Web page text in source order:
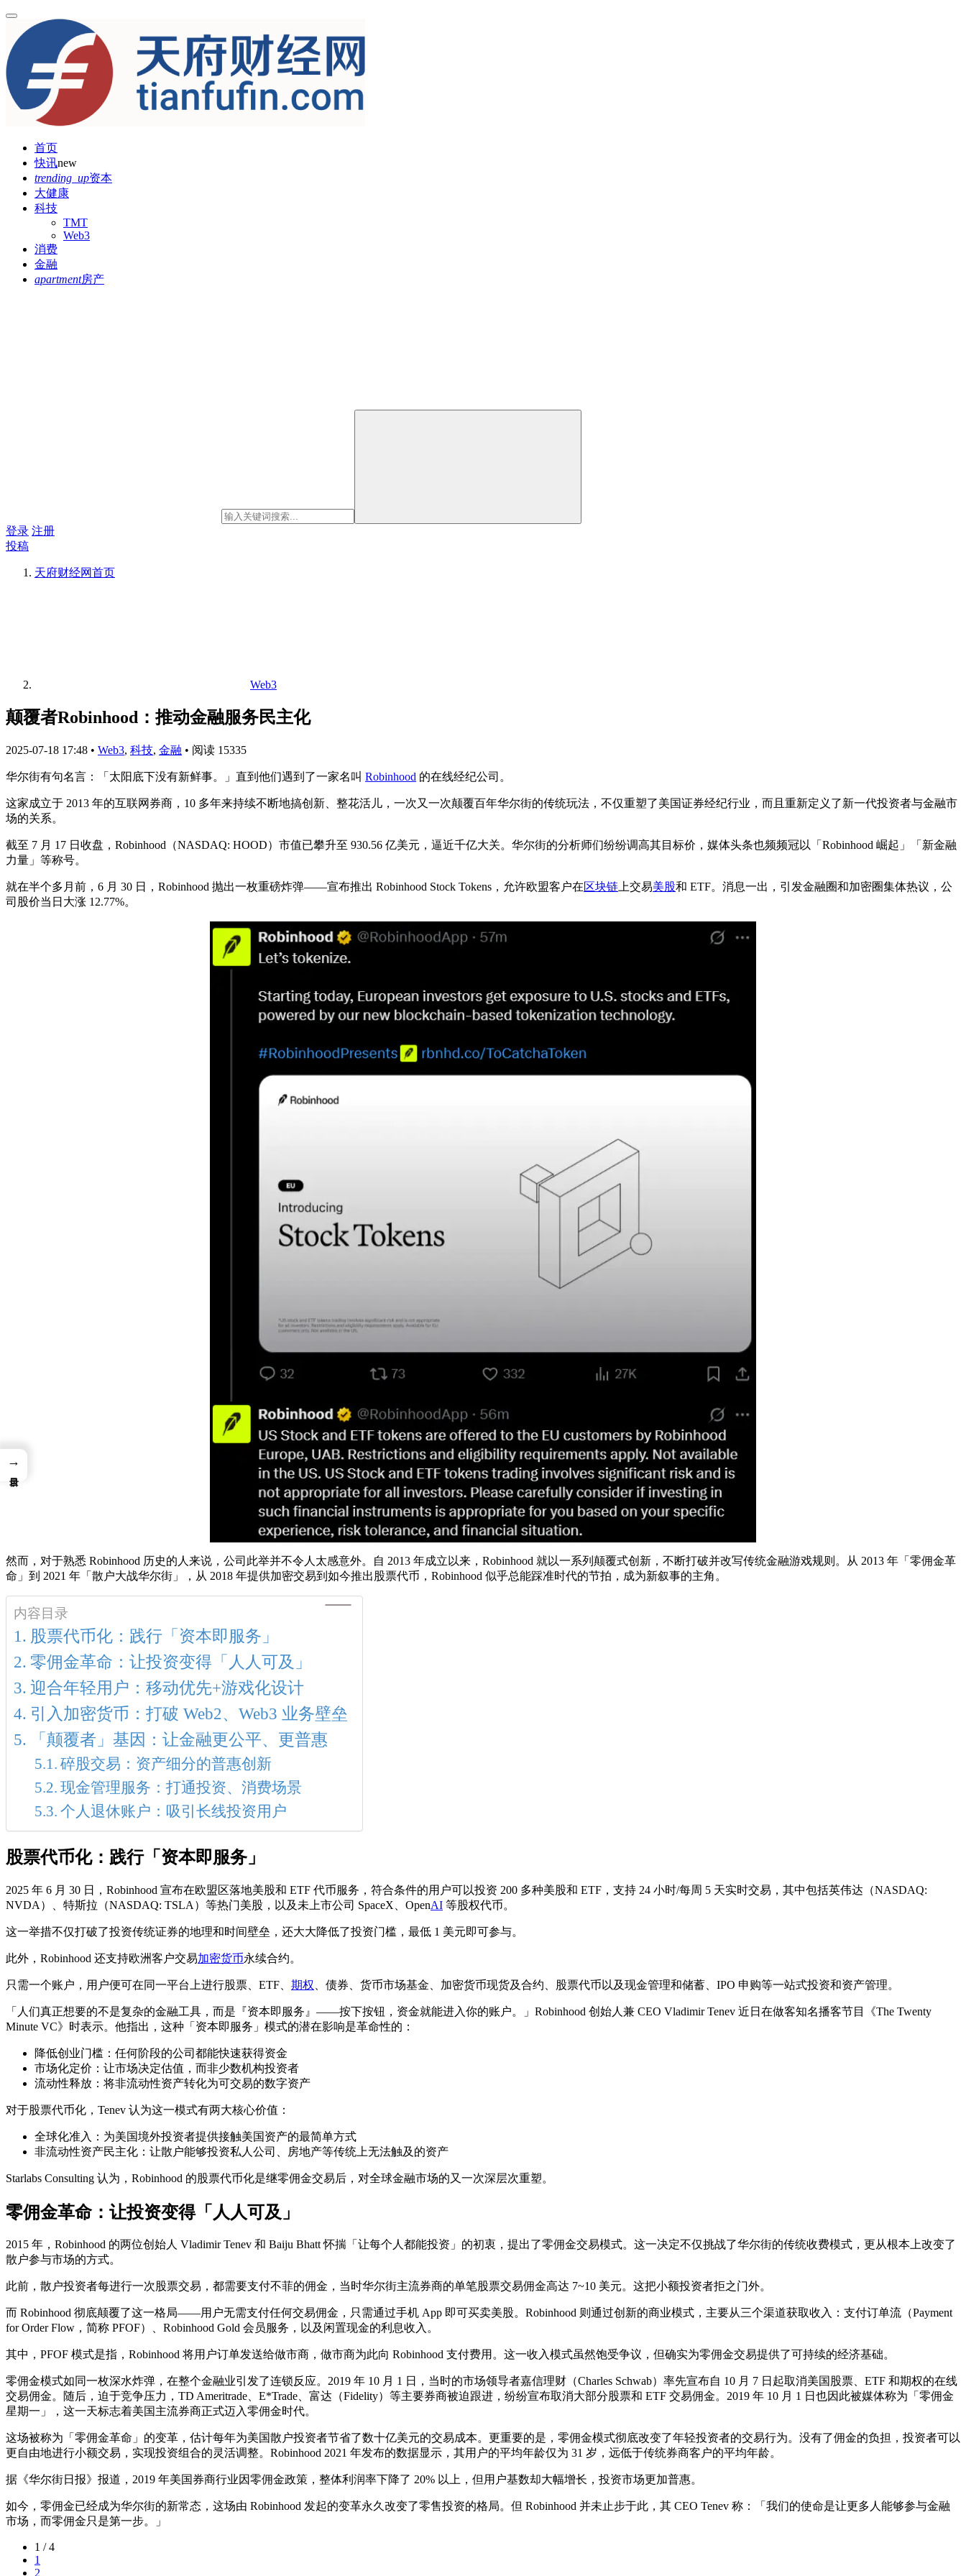
首页
快讯new
trending_up资本
大健康
科技
TMT
Web3
消费
金融
apartment房产
登录 注册
投稿
天府财经网首页
Web3
颠覆者Robinhood：推动金融服务民主化
2025-07-18 17:48 • Web3, 科技, 金融 • 阅读 15335
华尔街有句名言：「太阳底下没有新鲜事。」直到他们遇到了一家名叫 Robinhood 的在线经纪公司。
这家成立于 2013 年的互联网券商，10 多年来持续不断地搞创新、整花活儿，一次又一次颠覆百年华尔街的传统玩法，不仅重塑了美国证券经纪行业，而且重新定义了新一代投资者与金融市
场的关系。
截至 7 月 17 日收盘，Robinhood（NASDAQ: HOOD）市值已攀升至 930.56 亿美元，逼近千亿大关。华尔街的分析师们纷纷调高其目标价，媒体头条也频频冠以「Robinhood 崛起」「新金融
力量」等称号。
就在半个多月前，6 月 30 日，Robinhood 抛出一枚重磅炸弹——宣布推出 Robinhood Stock Tokens，允许欧盟客户在区块链 上交易美股和 ETF。消息一出，引发金融圈和加密圈集体热议，公
司股价当日大涨 12.77%。
然而，对于熟悉 Robinhood 历史的人来说，公司此举并不令人太感意外。自 2013 年成立以来，Robinhood 就以一系列颠覆式创新，不断打破并改写传统金融游戏规则。从 2013 年「零佣金革
命」到 2021 年「散户大战华尔街」，从 2018 年提供加密交易到如今推出股票代币，Robinhood 似乎总能踩准时代的节拍，成为新叙事的主角。
内容目录
股票代币化：践行「资本即服务」
零佣金革命：让投资变得「人人可及」
迎合年轻用户：移动优先+游戏化设计
引入加密货币：打破 Web2、Web3 业务壁垒
「颠覆者」基因：让金融更公平、更普惠
碎股交易：资产细分的普惠创新
现金管理服务：打通投资、消费场景
个人退休账户：吸引长线投资用户
股票代币化：践行「资本即服务」
2025 年 6 月 30 日，Robinhood 宣布在欧盟区落地美股和 ETF 代币服务，符合条件的用户可以投资 200 多种美股和 ETF，支持 24 小时/每周 5 天实时交易，其中包括英伟达（NASDAQ:
NVDA）、特斯拉（NASDAQ: TSLA）等热门美股，以及未上市公司 SpaceX、OpenAI 等股权代币。
这一举措不仅打破了投资传统证券的地理和时间壁垒，还大大降低了投资门槛，最低 1 美元即可参与。
此外，Robinhood 还支持欧洲客户交易加密货币永续合约。
只需一个账户，用户便可在同一平台上进行股票、ETF、 期权 、债券、货币市场基金、加密货币现货及合约、股票代币以及现金管理和储蓄、IPO 申购等一站式投资和资产管理。
「人们真正想要的不是复杂的金融工具，而是『资本即服务』——按下按钮，资金就能进入你的账户。」Robinhood 创始人兼 CEO Vladimir Tenev 近日在做客知名播客节目《The Twenty
Minute VC》时表示。他指出，这种「资本即服务」模式的潜在影响是革命性的：
降低创业门槛：任何阶段的公司都能快速获得资金
市场化定价：让市场决定估值，而非少数机构投资者
流动性释放：将非流动性资产转化为可交易的数字资产
对于股票代币化，Tenev 认为这一模式有两大核心价值：
全球化准入：为美国境外投资者提供接触美国资产的最简单方式
非流动性资产民主化：让散户能够投资私人公司、房地产等传统上无法触及的资产
Starlabs Consulting 认为，Robinhood 的股票代币化是继零佣金交易后，对全球金融市场的又一次深层次重塑。
零佣金革命：让投资变得「人人可及」
2015 年，Robinhood 的两位创始人 Vladimir Tenev 和 Baiju Bhatt 怀揣「让每个人都能投资」的初衷，提出了零佣金交易模式。这一决定不仅挑战了华尔街的传统收费模式，更从根本上改变了
散户参与市场的方式。
此前，散户投资者每进行一次股票交易，都需要支付不菲的佣金，当时华尔街主流券商的单笔股票交易佣金高达 7~10 美元。这把小额投资者拒之门外。
而 Robinhood 彻底颠覆了这一格局——用户无需支付任何交易佣金，只需通过手机 App 即可买卖美股。Robinhood 则通过创新的商业模式，主要从三个渠道获取收入：支付订单流（Payment
for Order Flow，简称 PFOF）、Robinhood Gold 会员服务，以及闲置现金的利息收入。
其中，PFOF 模式是指，Robinhood 将用户订单发送给做市商，做市商为此向 Robinhood 支付费用。这一收入模式虽然饱受争议，但确实为零佣金交易提供了可持续的经济基础。
零佣金模式如同一枚深水炸弹，在整个金融业引发了连锁反应。2019 年 10 月 1 日，当时的市场领导者嘉信理财（Charles Schwab）率先宣布自 10 月 7 日起取消美国股票、ETF 和期权的在线
交易佣金。随后，迫于竞争压力，TD Ameritrade、E*Trade、富达（Fidelity）等主要券商被迫跟进，纷纷宣布取消大部分股票和 ETF 交易佣金。2019 年 10 月 1 日也因此被媒体称为「零佣金
星期一」，这一天标志着美国主流券商正式迈入零佣金时代。
这场被称为「零佣金革命」的变革，估计每年为美国散户投资者节省了数十亿美元的交易成本。更重要的是，零佣金模式彻底改变了年轻投资者的交易行为。没有了佣金的负担，投资者可以
更自由地进行小额交易，实现投资组合的灵活调整。Robinhood 2021 年发布的数据显示，其用户的平均年龄仅为 31 岁，远低于传统券商客户的平均年龄。
据《华尔街日报》报道，2019 年美国券商行业因零佣金政策，整体利润率下降了 20% 以上，但用户基数却大幅增长，投资市场更加普惠。
如今，零佣金已经成为华尔街的新常态，这场由 Robinhood 发起的变革永久改变了零售投资的格局。但 Robinhood 并未止步于此，其 CEO Tenev 称：「我们的使命是让更多人能够参与金融
市场，而零佣金只是第一步。」
1 / 4
1
2
→